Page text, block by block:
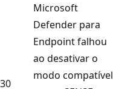
30
Microsoft
Defender para
Endpoint falhou
ao desativar o
modo compatível